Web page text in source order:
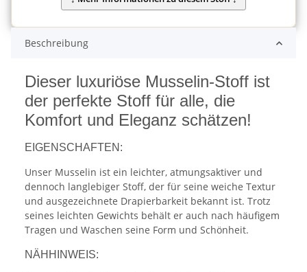
Beschreibung
Dieser luxuriöse Musselin-Stoff ist
der perfekte Stoff für alle, die
Komfort und Eleganz schätzen!
EIGENSCHAFTEN:
Unser Musselin ist ein leichter, atmungsaktiver und
dennoch langlebiger Stoff, der für seine weiche Textur
und ausgezeichnete Drapierbarkeit bekannt ist. Trotz
seines leichten Gewichts behält er auch nach häufigem
Tragen und Waschen seine Form und Schönheit.
NÄHHINWEIS: